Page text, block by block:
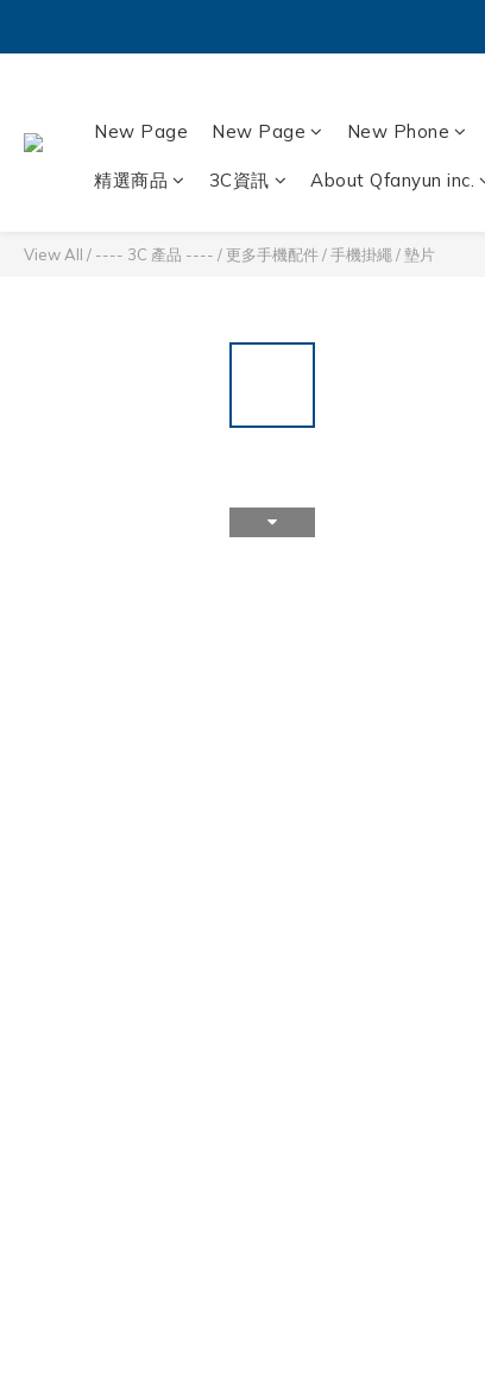
New Page New Page New Phone
精選商品 3C資訊 About Qfanyun inc.
View All / ---- 3C 產品 ---- /更多手機配件/手機掛繩 / 墊片